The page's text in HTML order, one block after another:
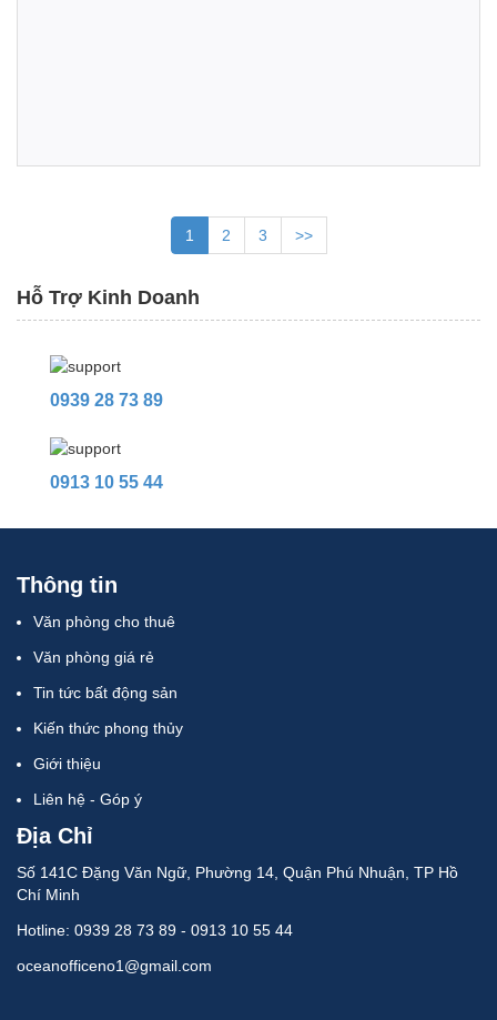
1 2 3 >>
Hỗ Trợ Kinh Doanh
0939 28 73 89
0913 10 55 44
Thông tin
Văn phòng cho thuê
Văn phòng giá rẻ
Tin tức bất động sản
Kiến thức phong thủy
Giới thiệu
Liên hệ - Góp ý
Địa Chỉ
Số 141C Đặng Văn Ngữ, Phường 14, Quận Phú Nhuận, TP Hồ
Chí Minh
Hotline: 0939 28 73 89 - 0913 10 55 44
oceanofficeno1@gmail.com